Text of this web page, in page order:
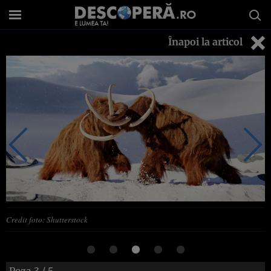
Înapoi la articol
Credit foto: Shutterstock